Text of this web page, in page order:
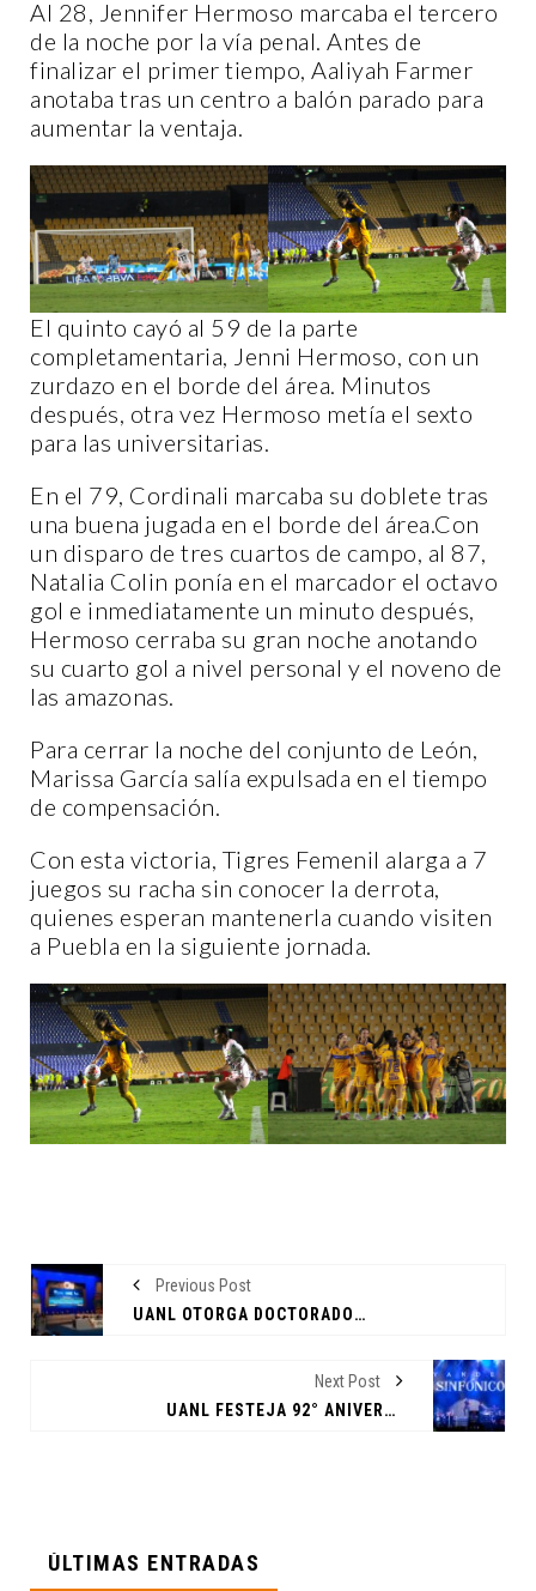
Al 28, Jennifer Hermoso marcaba el tercero
de la noche por la vía penal. Antes de
finalizar el primer tiempo, Aaliyah Farmer
anotaba tras un centro a balón parado para
aumentar la ventaja.
El quinto cayó al 59 de la parte
completamentaria, Jenni Hermoso, con un
zurdazo en el borde del área. Minutos
después, otra vez Hermoso metía el sexto
para las universitarias.
En el 79, Cordinali marcaba su doblete tras
una buena jugada en el borde del área.Con
un disparo de tres cuartos de campo, al 87,
Natalia Colin ponía en el marcador el octavo
gol e inmediatamente un minuto después,
Hermoso cerraba su gran noche anotando
su cuarto gol a nivel personal y el noveno de
las amazonas.
Para cerrar la noche del conjunto de León,
Marissa García salía expulsada en el tiempo
de compensación.
Con esta victoria, Tigres Femenil alarga a 7
juegos su racha sin conocer la derrota,
quienes esperan mantenerla cuando visiten
a Puebla en la siguiente jornada.
Previous Post
UANL OTORGA DOCTORADO HONORIS CAUSA
Next Post
UANL FESTEJA 92° ANIVERSARIO CON MEGACONCIERTO
ÚLTIMAS ENTRADAS